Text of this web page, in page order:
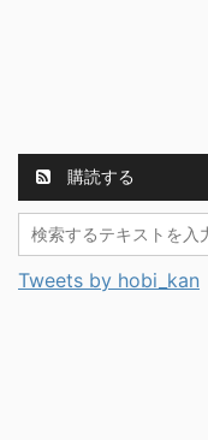
購読する
Tweets by hobi_kan